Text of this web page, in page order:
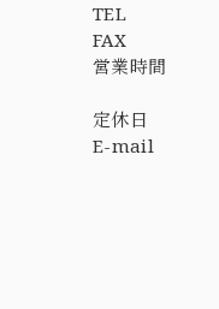
TEL
FAX
営業時間
定休日
E-mail